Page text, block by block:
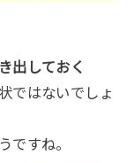
出しておく
ではないでしょ
ですね。